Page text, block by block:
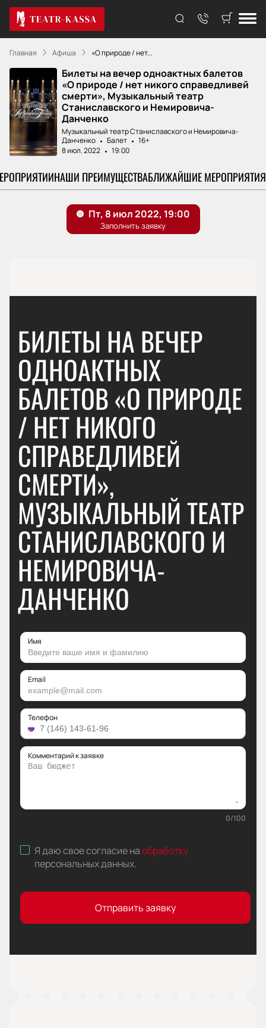
Главная Афиша «О природе / нет...
Билеты на вечер одноактных балетов
«О природе / нет никого справедливей
смерти», Музыкальный театр
Станиславского и Немировича-
Данченко
Музыкальный театр Станиславского и Немировича-
Данченко
Балет
16+
8 июл. 2022
19:00
НАШИ ПРЕИМУЩЕСТВАБЛИЖАЙШИЕ МЕРОПРИЯТИЯ
БИЛЕТЫ НА ВЕЧЕР
ОДНОАКТНЫХ
БАЛЕТОВ «О ПРИРОДЕ
/ НЕТ НИКОГО
СПРАВЕДЛИВЕЙ
СМЕРТИ»,
МУЗЫКАЛЬНЫЙ ТЕАТР
СТАНИСЛАВСКОГО И
НЕМИРОВИЧА-
ДАНЧЕНКО
Имя
Email
Телефон
Комментарий к заявке
0/100
Я даю свое согласие наобработку
персональных данных.
Отправить заявку